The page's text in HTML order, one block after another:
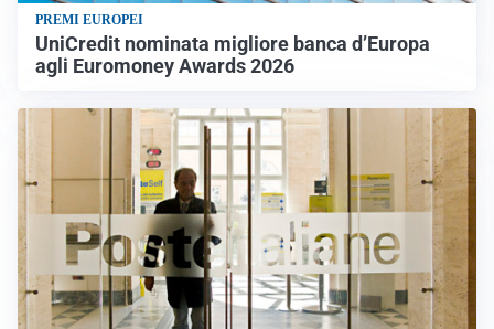
PREMI EUROPEI
UniCredit nominata migliore banca d’Europa
agli Euromoney Awards 2026